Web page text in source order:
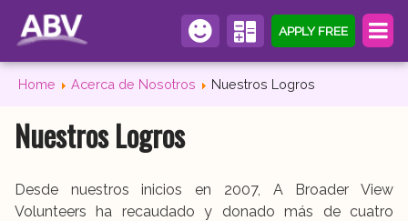
APPLY FREE
Home Acerca de Nosotros Nuestros Logros
Nuestros Logros
Desde nuestros inicios en 2007, A Broader View
Volunteers ha recaudado y donado más de cuatro